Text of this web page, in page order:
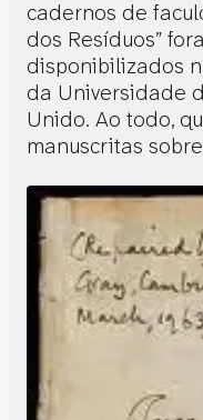
cadernos de
dos Resíduos”
disponibilizados
da Universidade
Unido. Ao todo,
manuscritas